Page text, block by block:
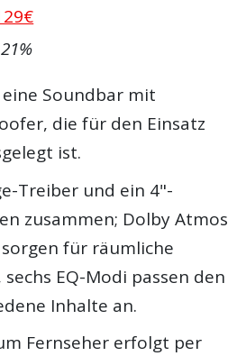
eine Soundbar mit
die für den Einsatz
ist.
Treiber und ein 4"-
zusammen; Dolby Atmos
für räumliche
EQ-Modi passen den
Inhalte an.
Fernseher erfolgt per